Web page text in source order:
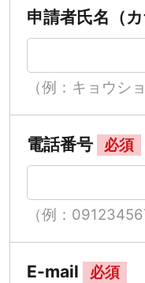
申請者氏名（カ
（例：キョウシ
電話番号 必須
（例：
E-mail 必須